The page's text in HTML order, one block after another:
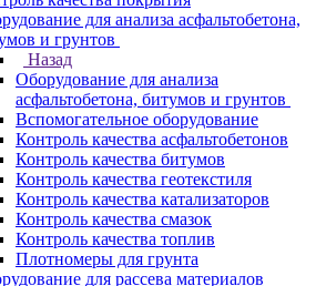
для анализа асфальтобетона,
и грунтов
Назад
Оборудование для анализа
асфальтобетона, битумов и грунтов
Вспомогательное оборудование
Контроль качества асфальтобетонов
Контроль качества битумов
Контроль качества геотекстиля
Контроль качества катализаторов
Контроль качества смазок
Контроль качества топлив
Плотномеры для грунта
для рассева материалов